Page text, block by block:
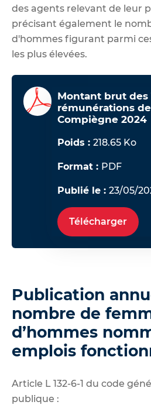
des agents relevant de leur
précisant également le
d'hommes figurant parmi
les plus élevées.
Montant brut des
rémunérations
Compiègne 2024
Poids :218.65 Ko
Format : PDF
Publié le :23/05/
Télécharger
Publication
nombre de
d’hommes
emplois
Article L 132-6-1 du code
publique :